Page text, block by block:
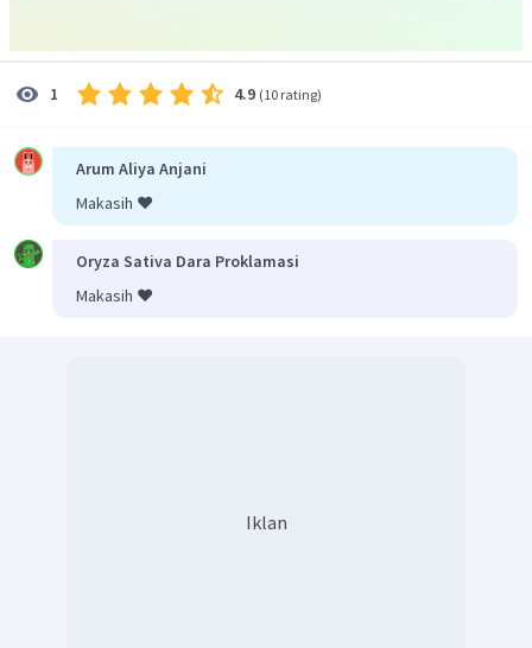
Sehingga hasil
Oleh karena itu, jawaban yang benar adalah A.
1 4.9 (10 rating)
Arum Aliya Anjani
Makasih ❤️
Oryza Sativa Dara Proklamasi
Makasih ❤️
Iklan